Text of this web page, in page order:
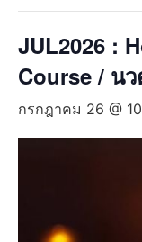
JUL2026 :
Course / น
กรกฎาคม 26 @